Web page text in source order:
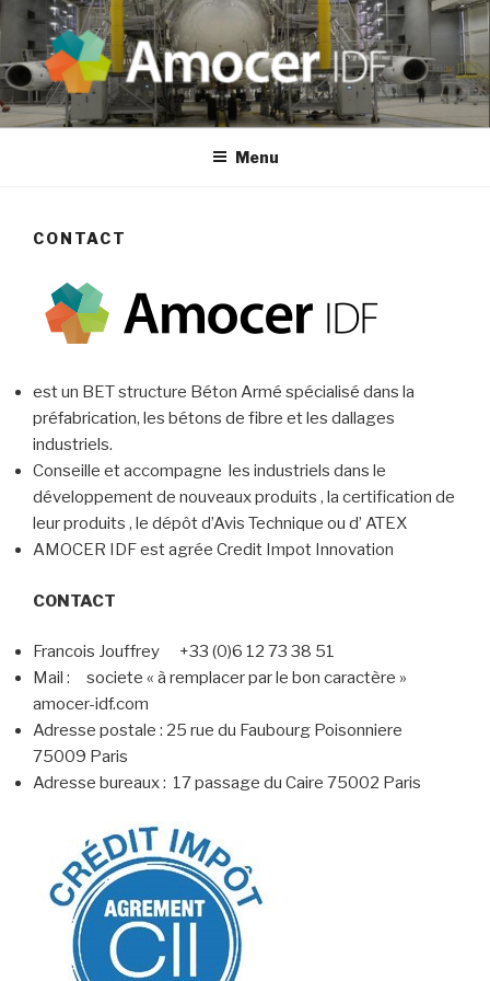
Aller
contenu
principal
Menu
CONTACT
est un BET structure Béton Armé spécialisé dans la
préfabrication, les bétons de fibre et les dallages
industriels.
Conseille et accompagne les industriels dans le
développement de nouveaux produits , la certification de
leur produits , le dépôt d’Avis Technique ou d’ ATEX
AMOCER IDF est agrée Credit Impot Innovation
CONTACT
Francois Jouffrey +33 (0)6 12 73 38 51
Mail : societe « à remplacer par le bon caractère »
amocer-idf.com
Adresse postale : 25 rue du Faubourg Poisonniere
75009 Paris
Adresse bureaux : 17 passage du Caire 75002 Paris